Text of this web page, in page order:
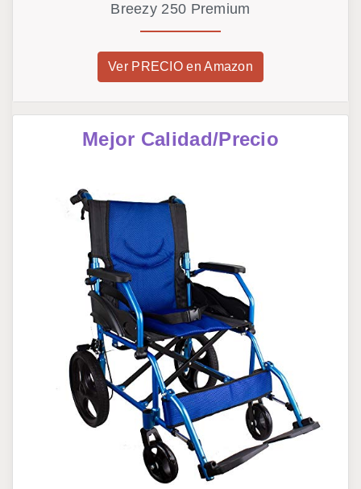
Breezy 250 Premium
Ver PRECIO en Amazon
Mejor Calidad/Precio